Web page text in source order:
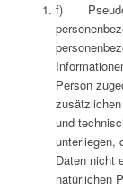
f)
Person
und
unterliegen,
Daten nicht
natürlichen